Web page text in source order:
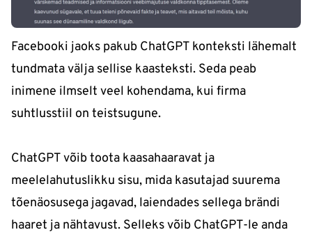
Facebooki jaoks pakub ChatGPT konteksti lähemalt
tundmata välja sellise kaasteksti. Seda peab
inimene ilmselt veel kohendama, kui firma
suhtlusstiil on teistsugune.
ChatGPT võib toota kaasahaaravat ja
meelelahutuslikku sisu, mida kasutajad suurema
tõenäosusega jagavad, laiendades sellega brändi
haaret ja nähtavust. Selleks võib ChatGPT-le anda